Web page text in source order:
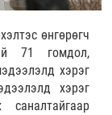
өнгөрөгч
71 гомдол,
хэрэг
хэрэг
саналтайгаар